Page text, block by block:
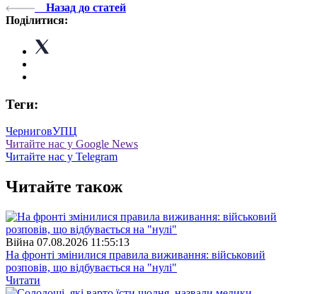
Назад до статей
Поділитися:
Теги:
ЧерниговУПЦ
Читайте нас у Google News
Читайте нас у Telegram
Читайте також
Війна 07.08.2026 11:55:13
На фронті змінилися правила виживання: військовий
розповів, що відбувається на "нулі"
Читати